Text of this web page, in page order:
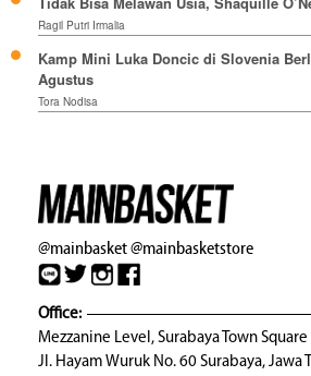
Ragil Putri Irmalia
Kamp Mini Luka Doncic di Slovenia
Agustus
Tora Nodisa
@mainbasket@mainbasketstore
Office:
Mezzanine Level, Surabaya Town Square
Jl. Hayam Wuruk No. 60 Surabaya, Jawa